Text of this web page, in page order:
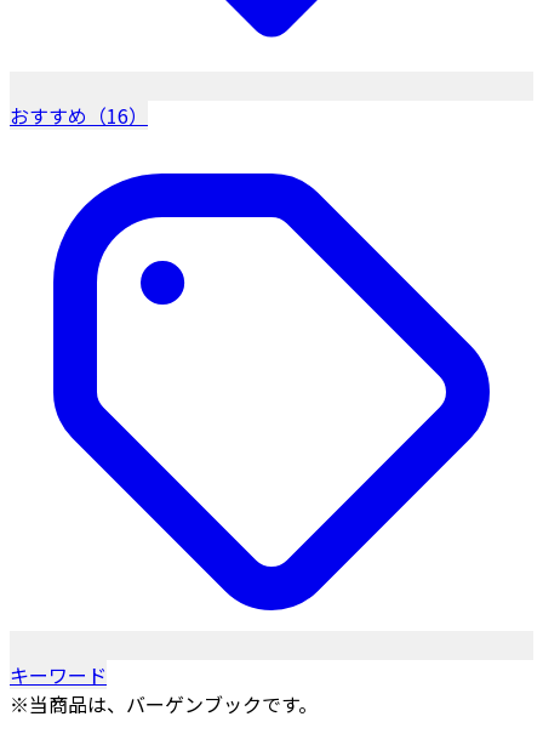
おすすめ（16）
キーワード
※当商品は、バーゲンブックです。